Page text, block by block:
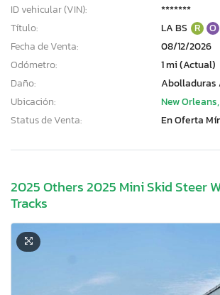
ID vehicular (VIN):
*******
Título:
LA BS R O
Fecha de Venta:
08/12/2026
Odómetro:
1 mi (Actual)
Daño:
Abolladuras
Ubicación:
New
Status de Venta:
En Oferta
2025 Others 2025 Mini Skid Steer
Tracks